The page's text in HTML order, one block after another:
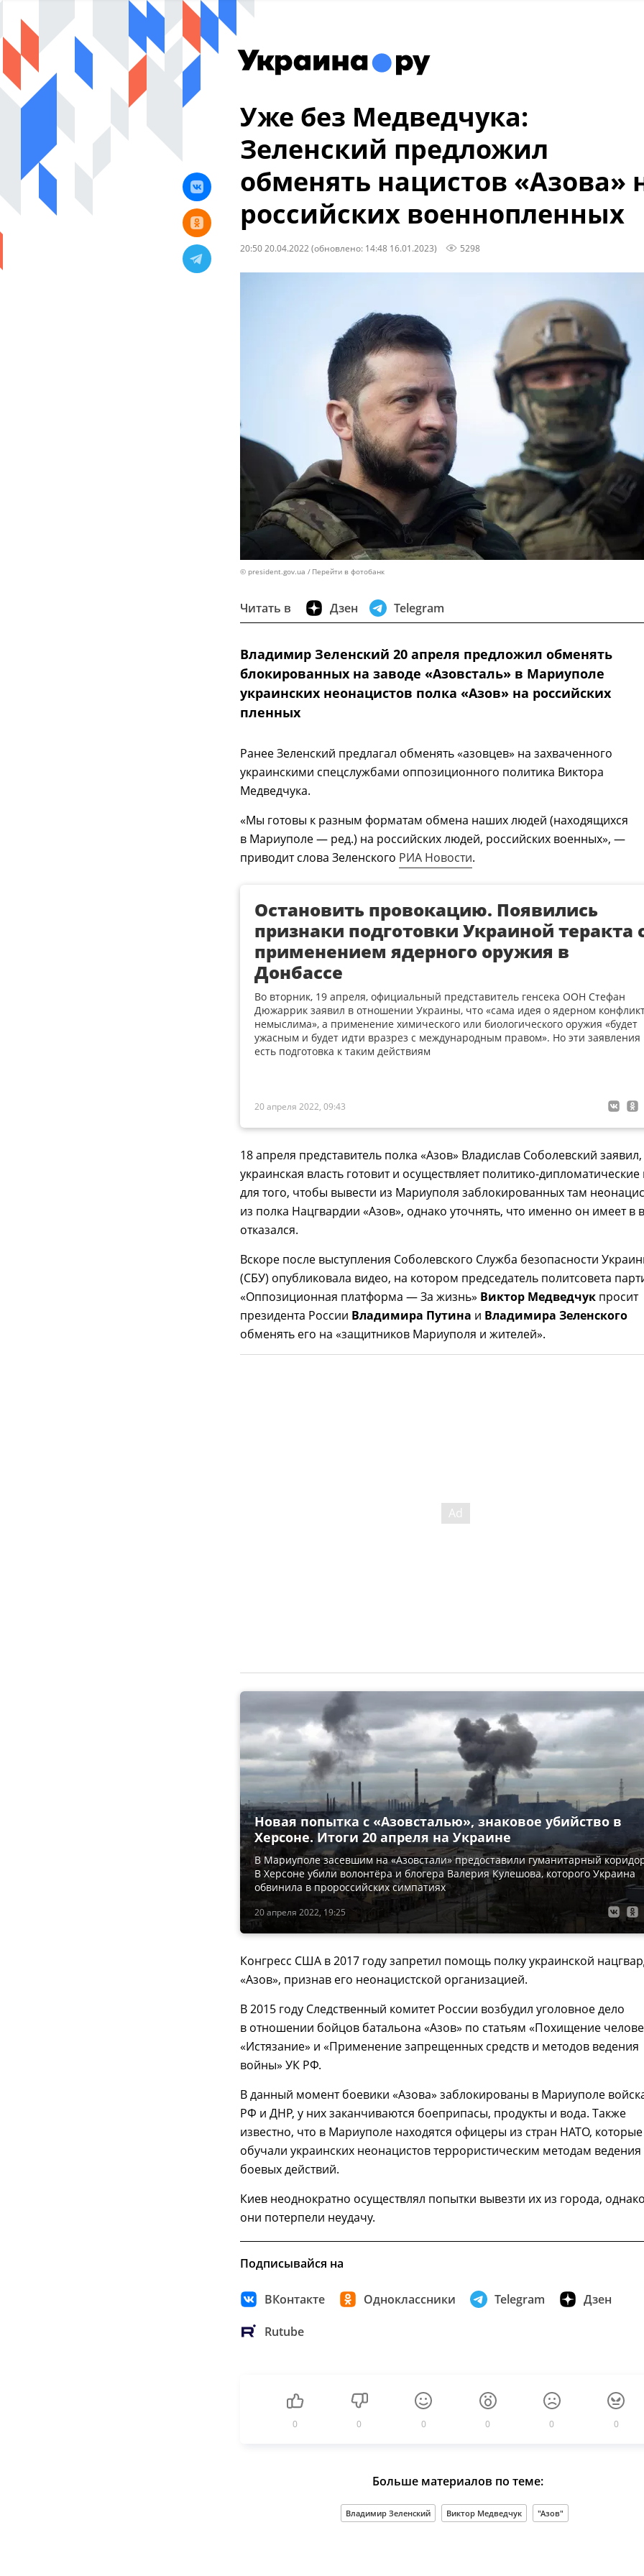
Уже без Медведчука:
Зеленский предложил
обменять нацистов «Азова»
российских военнопленных
20:50 20.04.2022 (обновлено: 14:48 16.01.2023) 5298
© president.gov.ua Перейти в фотобанк
Читать в Дзен Telegram
Владимир Зеленский 20 апреля предложил обменять
блокированных на заводе «Азовсталь» в Мариуполе
украинских неонацистов полка «Азов» на российских
пленных
Ранее Зеленский предлагал обменять «азовцев» на захваченного
украинскими спецслужбами оппозиционного политика Виктора
Медведчука.
«Мы готовы к разным форматам обмена наших людей (находящихся
в Мариуполе — ред.) на российских людей, российских военных», —
приводит слова Зеленского РИА Новости.
20 апреля 2022, 09:43
Остановить провокацию. Появились
признаки подготовки Украиной теракта
применением ядерного оружия в
Донбассе
Во вторник, 19 апреля, официальный представитель генсека ООН Стефан
Дюжаррик заявил в отношении Украины, что «сама идея о ядерном
немыслима», а применение химического или биологического оружия «будет
ужасным и будет идти вразрез с международным правом». Но эти заявления
есть подготовка к таким действиям
18 апреля представитель полка «Азов» Владислав Соболевский
украинская власть готовит и осуществляет политико-
для того, чтобы вывести из Мариуполя заблокированных там
из полка Нацгвардии «Азов», однако уточнять, что именно он имеет в
отказался.
Вскоре после выступления Соболевского Служба безопасности
(СБУ) опубликовала видео, на котором председатель политсовета
«Оппозиционная платформа — За жизнь» Виктор Медведчук просит
президента России Владимира Путина и Владимира Зеленского
обменять его на «защитников Мариуполя и жителей».
20 апреля 2022, 19:25
Новая попытка с «Азовсталью», знаковое убийство в
Херсоне. Итоги 20 апреля на Украине
В Мариуполе засевшим на «Азовстали» предоставили гуманитарный
В Херсоне убили волонтёра и блогера Валерия Кулешова, которого Украина
обвинила в пророссийских симпатиях
Конгресс США в 2017 году запретил помощь полку украинской
«Азов», признав его неонацистской организацией.
В 2015 году Следственный комитет России возбудил уголовное дело
в отношении бойцов батальона «Азов» по статьям «Похищение
«Истязание» и «Применение запрещенных средств и методов ведения
войны» УК РФ.
В данный момент боевики «Азова» заблокированы в Мариуполе
РФ и ДНР, у них заканчиваются боеприпасы, продукты и вода. Также
известно, что в Мариуполе находятся офицеры из стран НАТО, которые
обучали украинских неонацистов террористическим методам ведения
боевых действий.
Киев неоднократно осуществлял попытки вывезти их из города,
они потерпели неудачу.
Подписывайся на
ВКонтакте Одноклассники Telegram Дзен
Rutube
0 0 0 0 0 0
Больше материалов по теме:
Владимир Зеленский Виктор Медведчук "Азов"